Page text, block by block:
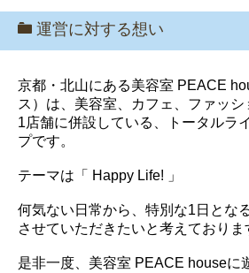
運営に対する想い
京都・北山にある美容室 PEACE
ス）は、美容室、カフェ、ファッ
1店舗に併設している、トータルラ
プです。
テーマは「 Happy Life! 」
何気ない日常から、特別な1日とな
させていただきたいと考えておりま
是非一度、美容室 PEACE houseに